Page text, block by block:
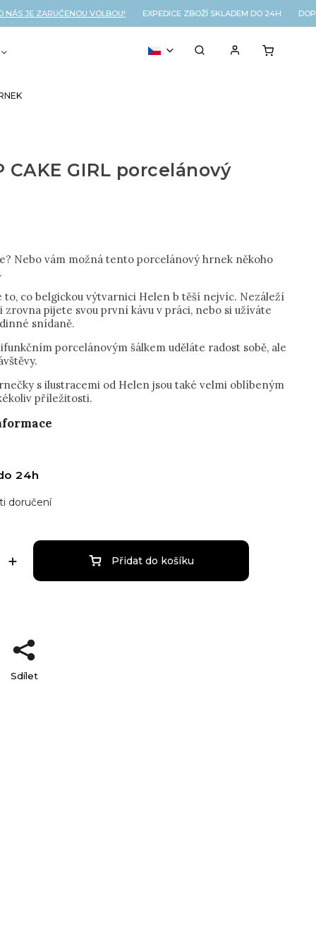
JE ZARUČENOU VOLBOU! EXPEDICE ZBOŽÍ SKLADEM DO 24H
CAKE GIRL porcelánový
Nebo vám možná tento porcelánový hrnek někoho
to, co belgickou výtvarnici Helen b těší nejvíc. Nezáleží
zrovna pijete svou první kávu v práci, nebo si užíváte
snídaně.
porcelánovým šálkem uděláte radost sobě, ale
s ilustracemi od Helen jsou také velmi oblíbeným
příležitosti.
24h
doručení
Přidat do košíku
Sdílet